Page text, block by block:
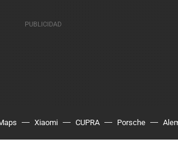
Xiaomi CUPRA Porsche